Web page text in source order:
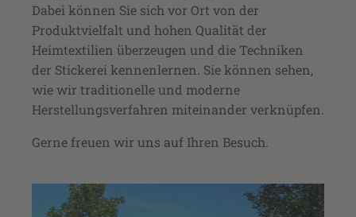
Dabei können Sie sich vor Ort von der
Produktvielfalt und hohen Qualität der
Heimtextilien überzeugen und die Techniken
der Stickerei kennenlernen. Sie können sehen,
wie wir traditionelle und moderne
Herstellungsverfahren miteinander verknüpfen.
Gerne freuen wir uns auf Ihren Besuch.